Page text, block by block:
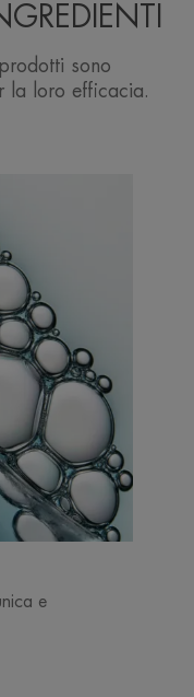
sono
la loro efficacia.
e